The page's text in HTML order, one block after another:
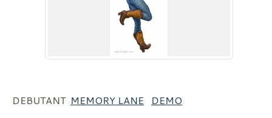
DEBUTANT MEMORY LANE
DEMO